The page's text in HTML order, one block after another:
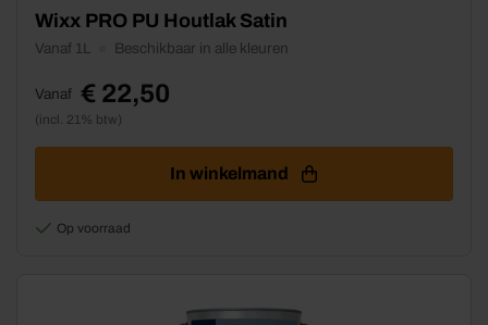
Wixx PRO PU Houtlak Satin
Vanaf 1L Beschikbaar in alle kleuren
Vanaf € 22,50
(incl. 21% btw)
In winkelmand
Dit
heeft
variaties.
Deze
optie
op Op voorraad